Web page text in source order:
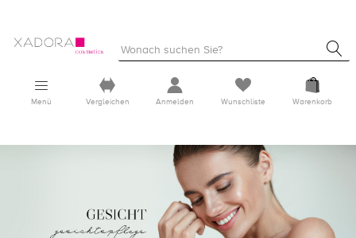
Menü Vergleichen Anmelden Wunschliste Warenkorb